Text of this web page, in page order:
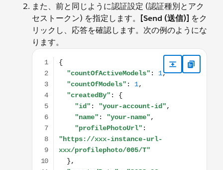
また、前と同じように認証設定 (認証種別とアク
セストークン) を指定します。
[Send (送信)] をク
リックし、応答を確認します。次の例のようにな
ります。
{ "countOfActiveModels": 1, "countOfModels": 1,